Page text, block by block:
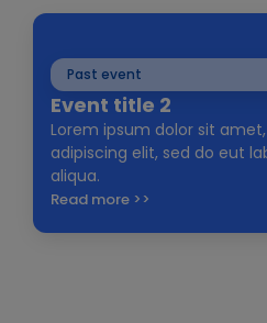
Past event
Event title 2
Lorem ipsum dolor sit
adipiscing elit, sed do eut
aliqua.
Read more >>